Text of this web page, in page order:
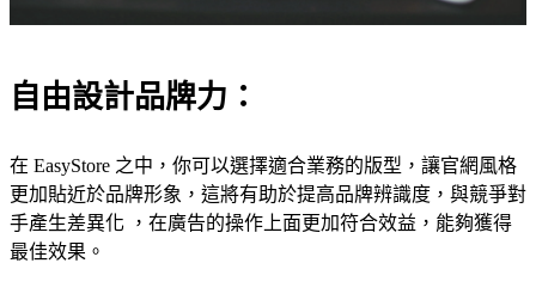
自由設計品牌力：
在 EasyStore 之中，你可以選擇適合業務的版型，讓官網風格
更加貼近於品牌形象，這將有助於提高品牌辨識度，與競爭對
手產生差異化 ，在廣告的操作上面更加符合效益，能夠獲得
最佳效果。